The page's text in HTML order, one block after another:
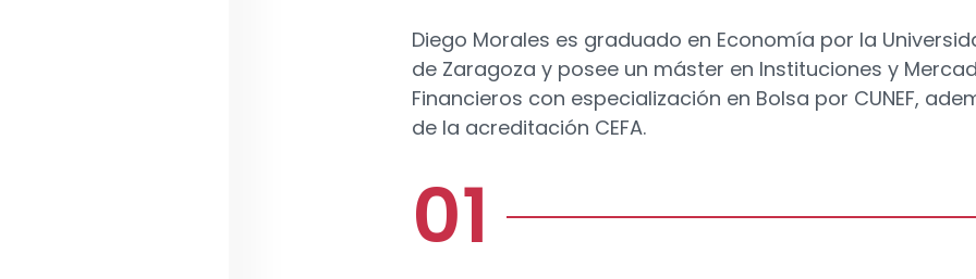
Diego Morales es graduado en Economía por la
de Zaragoza y posee un máster en Instituciones y
Financieros con especialización en Bolsa por CUNEF,
de la acreditación CEFA.